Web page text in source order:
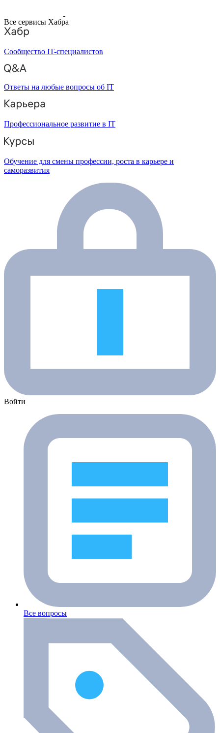
Все сервисы Хабра
Сообщество IT-специалистов
Ответы на любые вопросы об IT
Профессиональное развитие в IT
Обучение для смены профессии, роста в карьере и
саморазвития
Войти
Все вопросы